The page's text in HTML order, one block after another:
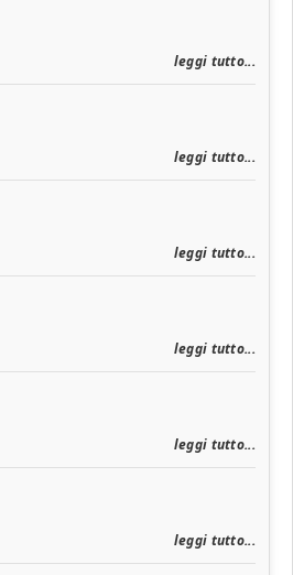
leggi tutto...
leggi tutto...
leggi tutto...
leggi tutto...
leggi tutto...
leggi tutto...